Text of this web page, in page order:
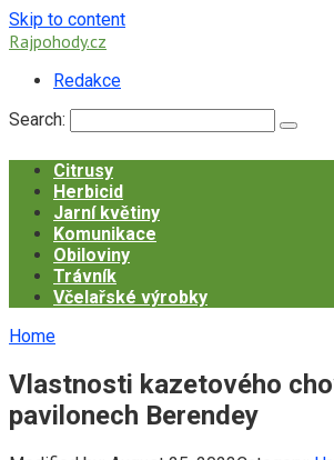
Skip to content
Rajpohody.cz
Redakce
Search:
Citrusy
Herbicid
Jarní květiny
Komunikace
Obiloviny
Trávník
Včelařské výrobky
Home
Vlastnosti kazetového
pavilonech Berendey